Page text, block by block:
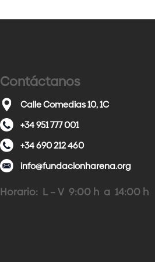
Contáctanos
Calle Comedias 10, 1C
+34 951 777 001
+34 690 212 460
info@fundacionharena.org
Horario: L – V 9:00 h a 14:00 h